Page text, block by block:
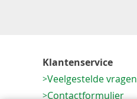
Klantenservice
Veelgestelde vragen
Contactformulier